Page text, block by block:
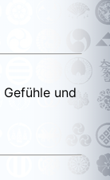
und